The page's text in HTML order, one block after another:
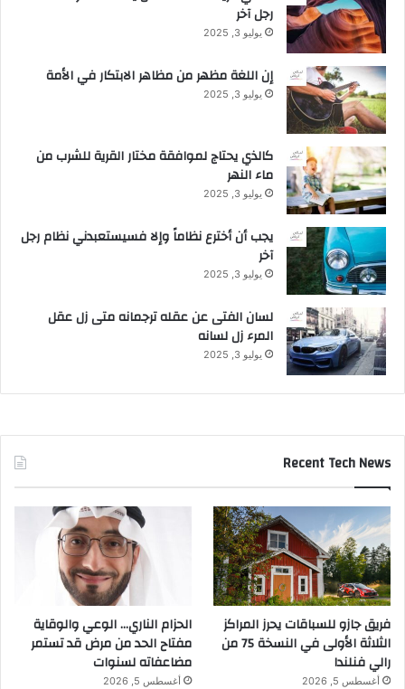
رجل آخر
يوليو 3, 2025
إن اللغة مظهر من مظاهر الابتكار في الأمة
يوليو 3, 2025
كالذي يحتاج لموافقة مختار القرية للشرب من
ماء النهر
يوليو 3, 2025
يجب أن أخترع نظاماً وإلا فسيستعبدني نظام رجل
آخر
يوليو 3, 2025
لسان الفتى عن عقله ترجمانه متى زل عقل
المرء زل لسانه
يوليو 3, 2025
Recent Tech News
فريق جازو للسباقات يحرز المراكز
الثلاثة الأولى في النسخة 75 من
رالي فنلندا
أغسطس 5, 2026
الحزام الناري… الوعي والوقاية
مفتاح الحد من مرض قد تستمر
مضاعفاته لسنوات
أغسطس 5, 2026